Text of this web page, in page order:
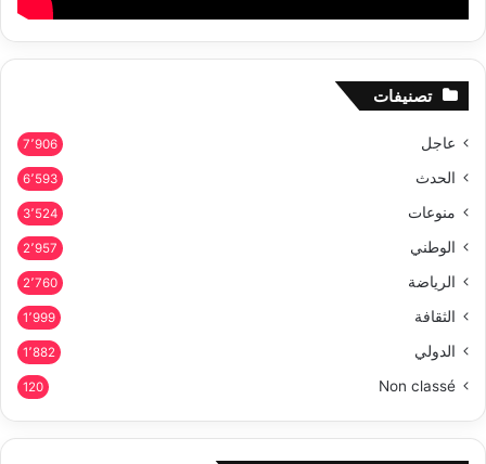
تصنيفات
عاجل 7٬906
الحدث 6٬593
منوعات 3٬524
الوطني 2٬957
الرياضة 2٬760
الثقافة 1٬999
الدولي 1٬882
Non classé
120